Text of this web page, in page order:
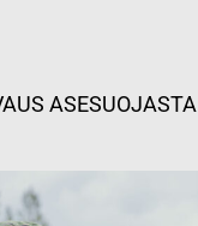
ASESUOJASTA